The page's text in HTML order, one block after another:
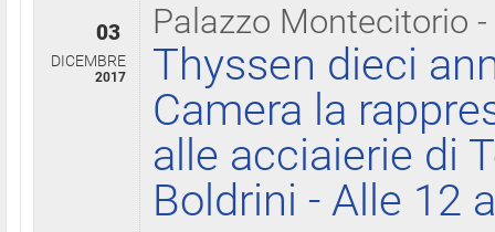
Palazzo Montecitorio
03
DICEMBRE
2017
Thyssen dieci
Camera la
alle acciaierie di
Boldrini - Alle 12